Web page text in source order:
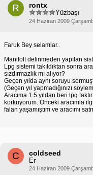
R rontx
Yüzbaşı
24 Haziran 2009
Faruk Bey selamlar..
Manifolt delinmeden yapılan
Lpg sistemi takıldıktan sonra
sızdırmazlık mı alıyor?
Geçen yılda aynı soruyu
(Geçen yıl yapmadığınızı
Aracıma 1.5 yıldan beri lpg
korkuyorum. Önceki aracımla
falan yaşamıştım ve aracımı
C coldseed
Er
24 Haziran 2009